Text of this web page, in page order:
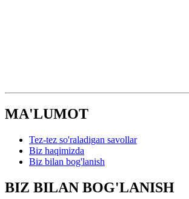
MA'LUMOT
Tez-tez so'raladigan savollar
Biz haqimizda
Biz bilan bog'lanish
BIZ BILAN BOG'LANISH